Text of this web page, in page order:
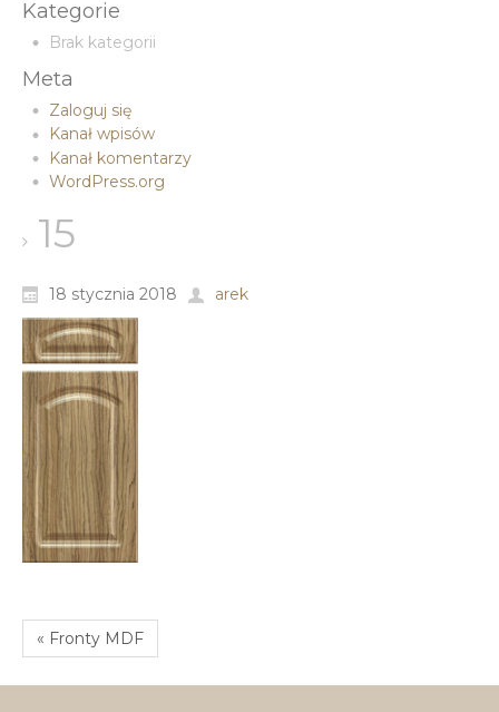
Kategorie
Brak kategorii
Meta
Zaloguj się
Kanał wpisów
Kanał komentarzy
WordPress.org
15
18 stycznia 2018 arek
« Fronty MDF